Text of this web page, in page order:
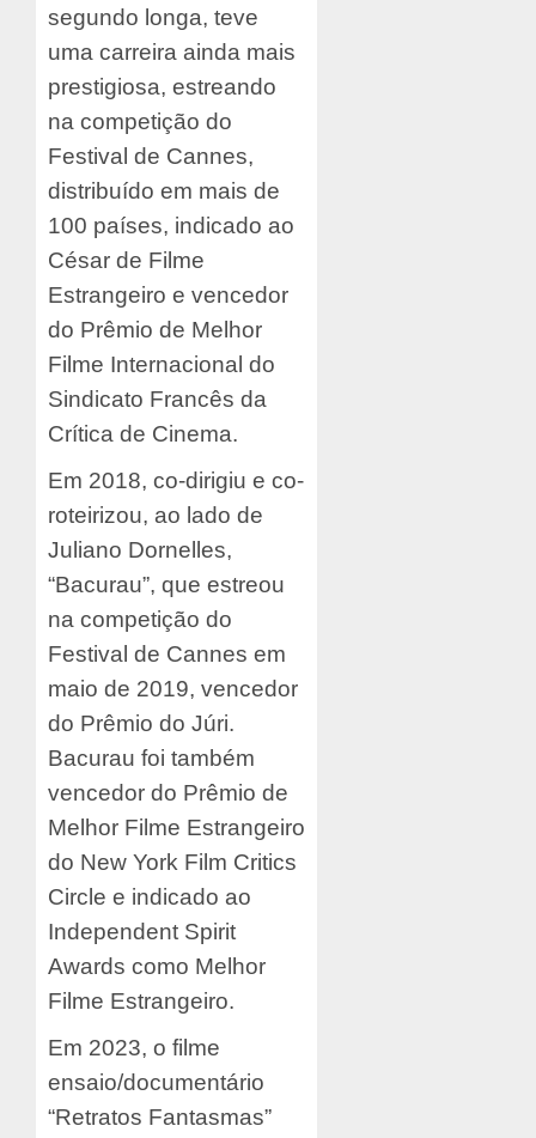
segundo longa, teve
uma carreira ainda mais
prestigiosa, estreando
na competição do
Festival de Cannes,
distribuído em mais de
100 países, indicado ao
César de Filme
Estrangeiro e vencedor
do Prêmio de Melhor
Filme Internacional do
Sindicato Francês da
Crítica de Cinema.
Em 2018, co-dirigiu e co-
roteirizou, ao lado de
Juliano Dornelles,
“Bacurau”, que estreou
na competição do
Festival de Cannes em
maio de 2019, vencedor
do Prêmio do Júri.
Bacurau foi também
vencedor do Prêmio de
Melhor Filme Estrangeiro
do New York Film Critics
Circle e indicado ao
Independent Spirit
Awards como Melhor
Filme Estrangeiro.
Em 2023, o filme
ensaio/documentário
“Retratos Fantasmas”